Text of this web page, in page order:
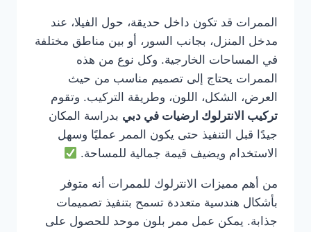
الممرات قد تكون داخل حديقة، حول الفيلا، عند
مدخل المنزل، بجانب السور، أو بين مناطق مختلفة
في المساحات الخارجية. وكل نوع من هذه
الممرات يحتاج إلى تصميم مناسب من حيث
العرض، الشكل، اللون، وطريقة التركيب. وتقوم
تركيب الانترلوك ارضيات في دبي بدراسة المكان
جيدًا قبل التنفيذ حتى يكون الممر عمليًا وسهل
الاستخدام ويضيف قيمة جمالية للمساحة.
من أهم مميزات الانترلوك للممرات أنه متوفر
بأشكال هندسية متعددة تسمح بتنفيذ تصميمات
جذابة. يمكن عمل ممر بلون موحد للحصول على